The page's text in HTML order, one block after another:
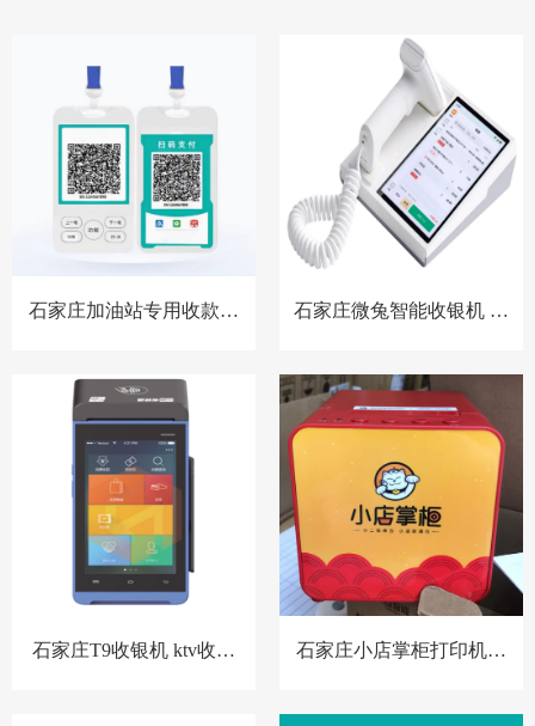
石家庄加油站专用收款音
石家庄微兔智能收银机 零
石家庄T9收银机 ktv收银
石家庄小店掌柜打印机，